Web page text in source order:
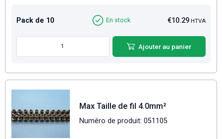
Pack de 10 €10.29 HTVA
En stock
Ajouter au panier
Max Taille de fil 4.0mm²
Numéro de produit: 051105